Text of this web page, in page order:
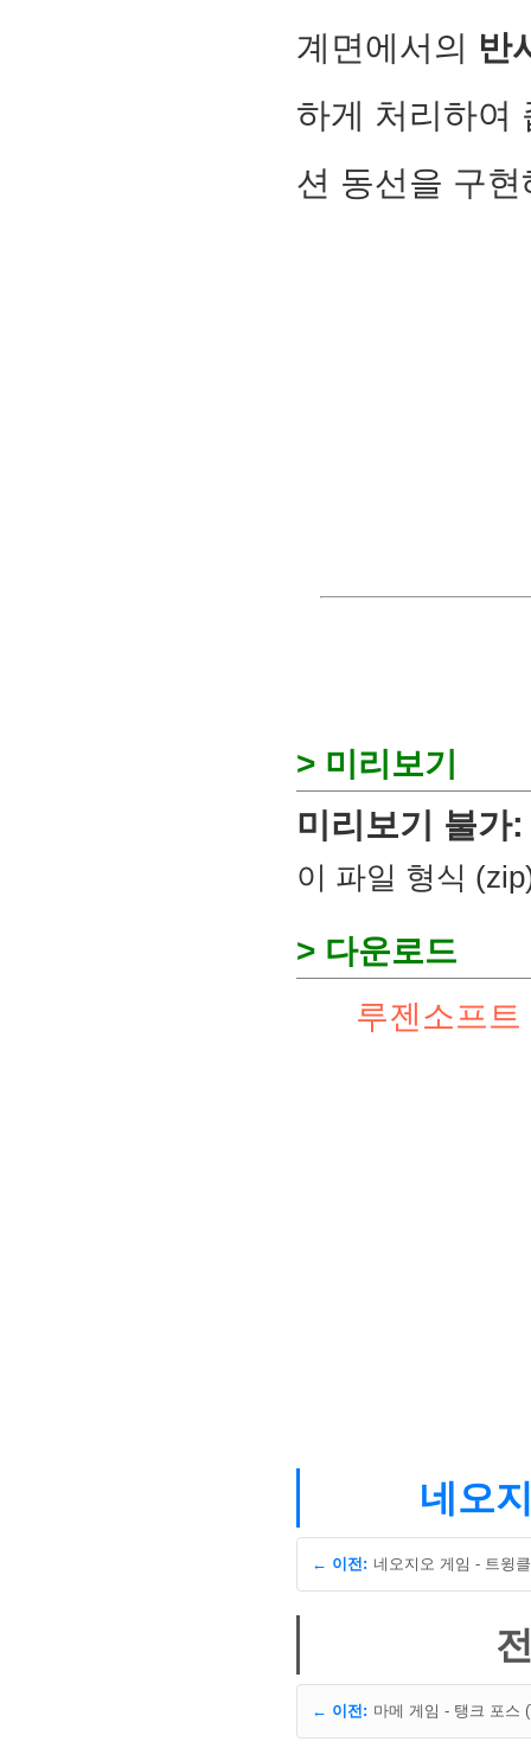
계면에서의 반
하게 처리하여
션 동선을 구
> 미리보기
미리보기 불가:
이 파일 형식
> 다운로드
루젠소프
네오
← 이전:
← 이전: 마메 게임 - 탱크 포스